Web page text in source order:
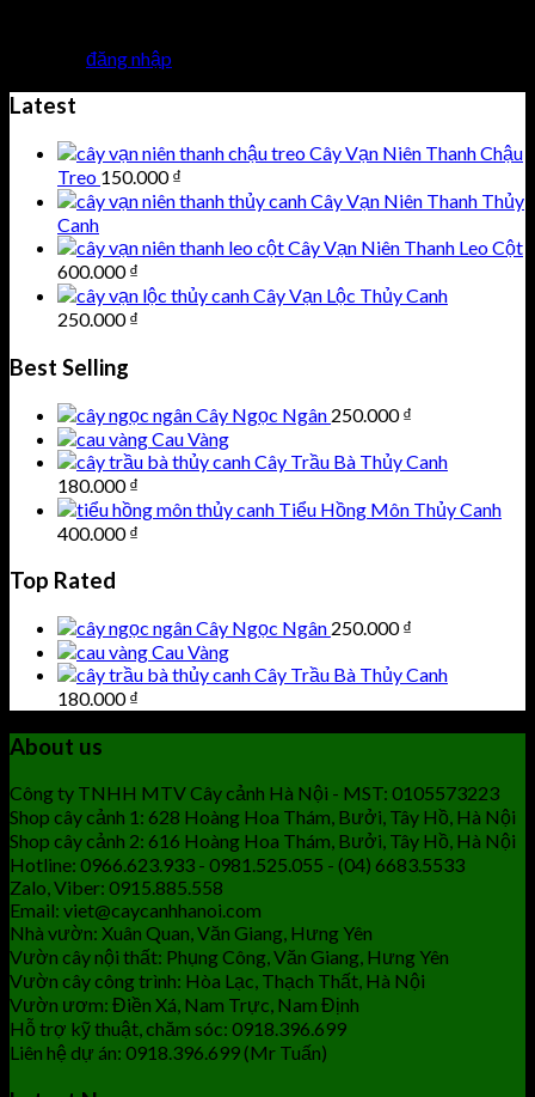
đăng nhập
Latest
Cây Vạn Niên Thanh Chậu
Treo 150.000₫
Cây Vạn Niên Thanh Thủy
Canh
Cây Vạn Niên Thanh Leo Cột
600.000₫
Cây Vạn Lộc Thủy Canh
250.000₫
Best Selling
Cây Ngọc Ngân 250.000₫
Cau Vàng
Cây Trầu Bà Thủy Canh
180.000₫
Tiểu Hồng Môn Thủy Canh
400.000₫
Top Rated
Cây Ngọc Ngân 250.000₫
Cau Vàng
Cây Trầu Bà Thủy Canh
180.000₫
About us
Công ty TNHH MTV Cây cảnh Hà Nội - MST: 0105573223
Shop cây cảnh 1: 628 Hoàng Hoa Thám, Bưởi, Tây Hồ, Hà Nội
Shop cây cảnh 2: 616 Hoàng Hoa Thám, Bưởi, Tây Hồ, Hà Nội
Hotline: 0966.623.933 - 0981.525.055 - (04) 6683.5533
Zalo, Viber: 0915.885.558
Email: viet@caycanhhanoi.com
Nhà vườn: Xuân Quan, Văn Giang, Hưng Yên
Vườn cây nội thất: Phụng Công, Văn Giang, Hưng Yên
Vườn cây công trình: Hòa Lạc, Thạch Thất, Hà Nội
Vườn ươm: Điền Xá, Nam Trực, Nam Định
Hỗ trợ kỹ thuật, chăm sóc: 0918.396.699
Liên hệ dự án: 0918.396.699 (Mr Tuấn)